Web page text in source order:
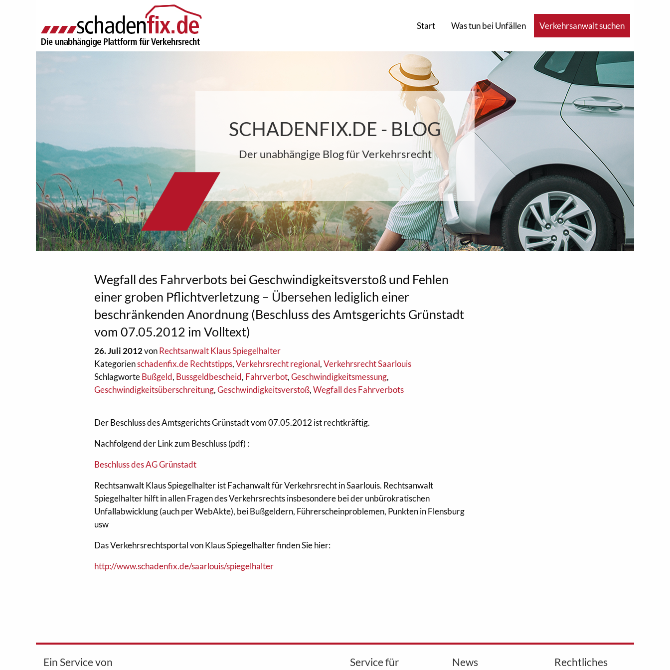
Start Was tun bei Unfällen Verkehrsanwalt suchen
SCHADENFIX.DE - BLOG
Der unabhängige Blog für Verkehrsrecht
Wegfall des Fahrverbots bei Geschwindigkeitsverstoß und Fehlen
einer groben Pflichtverletzung – Übersehen lediglich einer
beschränkenden Anordnung (Beschluss des Amtsgerichts Grünstadt
vom 07.05.2012 im Volltext)
26. Juli 2012vonRechtsanwalt Klaus Spiegelhalter
Kategorienschadenfix.de Rechtstipps,Verkehrsrecht regional,Verkehrsrecht Saarlouis
SchlagworteBußgeld, Bussgeldbescheid, Fahrverbot,Geschwindigkeitsmessung,
Geschwindigkeitsüberschreitung,Geschwindigkeitsverstoß,Wegfall des Fahrverbots
Der Beschluss des Amtsgerichts Grünstadt vom 07.05.2012 ist rechtkräftig.
Nachfolgend der Link zum Beschluss (pdf) :
Beschluss des AG Grünstadt
Rechtsanwalt Klaus Spiegelhalter ist Fachanwalt für Verkehrsrecht in Saarlouis. Rechtsanwalt
Spiegelhalter hilft in allen Fragen des Verkehrsrechts insbesondere bei der unbürokratischen
Unfallabwicklung (auch per WebAkte), bei Bußgeldern, Führerscheinproblemen, Punkten in Flensburg
usw
Das Verkehrsrechtsportal von Klaus Spiegelhalter finden Sie hier:
http://www.schadenfix.de/saarlouis/spiegelhalter
Ein Service von Service für News Rechtliches